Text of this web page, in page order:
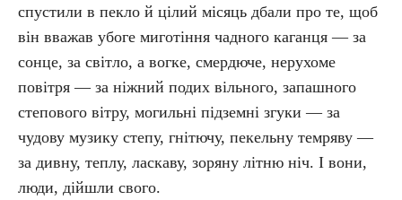
спустили в пекло й цілий місяць дбали про те, щоб
він вважав убоге миготіння чадного каганця — за
сонце, за світло, а вогке, смердюче, нерухоме
повітря — за ніжний подих вільного, запашного
степового вітру, могильні підземні згуки — за
чудову музику степу, гнітючу, пекельну темряву —
за дивну, теплу, ласкаву, зоряну літню ніч. І вони,
люди, дійшли свого.